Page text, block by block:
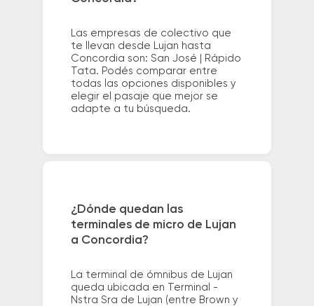
Las empresas de colectivo que
te llevan desde Lujan hasta
Concordia son: San José | Rápido
Tata. Podés comparar entre
todas las opciones disponibles y
elegir el pasaje que mejor se
adapte a tu búsqueda.
¿Dónde quedan las
terminales de micro de Lujan
a Concordia?
La terminal de ómnibus de Lujan
queda ubicada en Terminal -
Nstra Sra de Lujan (entre Brown y